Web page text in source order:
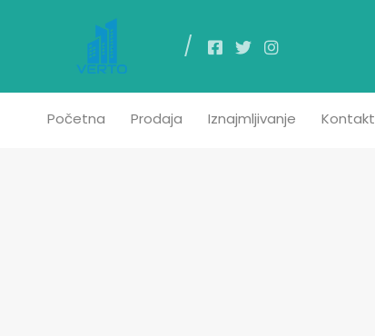
Početna Prodaja Iznajmljivanje Kontakt